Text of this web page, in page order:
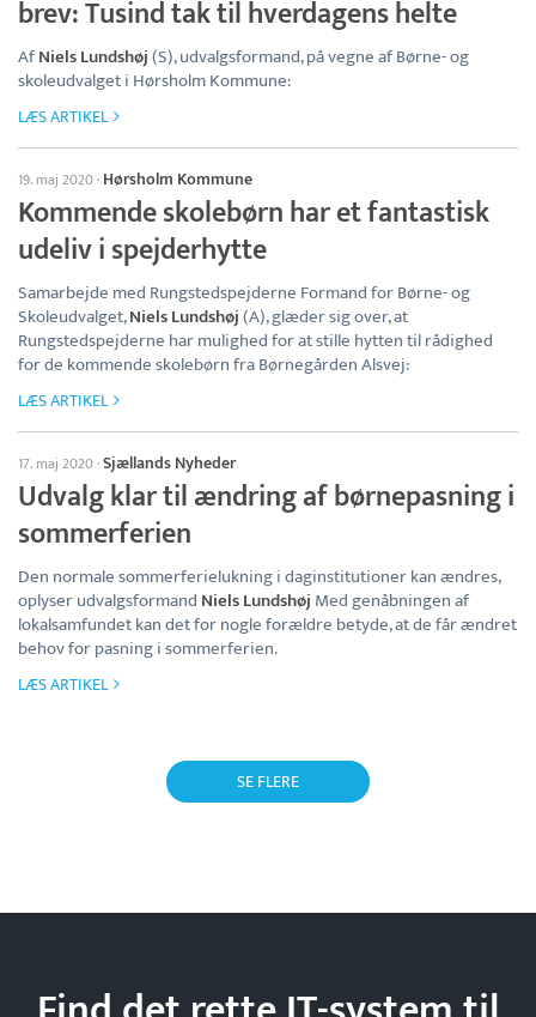
brev: Tusind tak til hverdagens helte
AfNiels Lundshøj(S), udvalgsformand, på vegne af Børne- og
skoleudvalget i Hørsholm Kommune:
LÆS ARTIKEL
19. maj 2020· Hørsholm Kommune
Kommende skolebørn har et fantastisk
udeliv i spejderhytte
Samarbejde med Rungstedspejderne Formand for Børne- og
Skoleudvalget,Niels Lundshøj(A), glæder sig over, at
Rungstedspejderne har mulighed for at stille hytten til rådighed
for de kommende skolebørn fra Børnegården Alsvej:
LÆS ARTIKEL
17. maj 2020·Sjællands Nyheder
Udvalg klar til ændring af børnepasning i
sommerferien
Den normale sommerferielukning i daginstitutioner kan ændres,
oplyser udvalgsformand Niels Lundshøj Med genåbningen af
lokalsamfundet kan det for nogle forældre betyde, at de får ændret
behov for pasning i sommerferien.
LÆS ARTIKEL
SE FLERE